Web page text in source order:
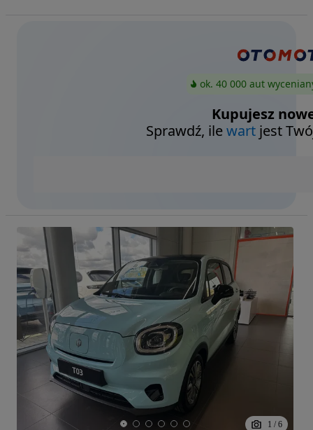
ok. 40 000 aut
Kupujesz
Sprawdź, ilewart jest
1 / 6